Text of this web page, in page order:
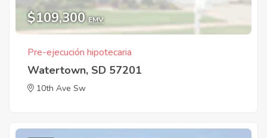
$109,300 EMV
Pre-ejecución hipotecaria
Watertown, SD 57201
10th Ave Sw